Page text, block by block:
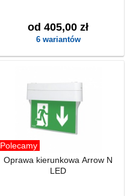
od 405,00 zł
6 wariantów
Polecamy
Oprawa kierunkowa Arrow N
LED